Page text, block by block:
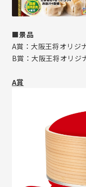
■景品
A賞：大阪王将オリジ
B賞：大阪王将オリ
A賞